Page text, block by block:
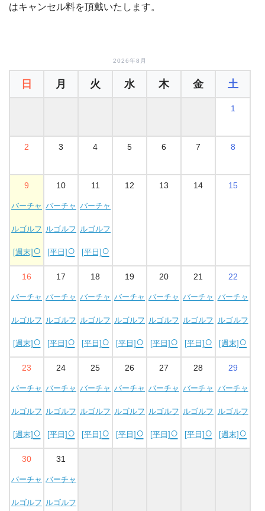
はキャンセル料を頂戴いたします。
2026年8月
日 月 火 水 木 金 土
1
2 3 4 5 6 7 8
9
バーチャ
ルゴルフ
[週末] ○
10
バーチャ
ルゴルフ
[平日] ○
11
バーチャ
ルゴルフ
[平日] ○
12 13 14 15
16
バーチャ
ルゴルフ
[週末] ○
17
バーチャ
ルゴルフ
[平日] ○
18
バーチャ
ルゴルフ
[平日] ○
19
バーチャ
ルゴルフ
[平日] ○
20
バーチャ
ルゴルフ
[平日] ○
21
バーチャ
ルゴルフ
[平日] ○
22
バーチャ
ルゴルフ
[週末] ○
23
バーチャ
ルゴルフ
[週末] ○
24
バーチャ
ルゴルフ
[平日] ○
25
バーチャ
ルゴルフ
[平日] ○
26
バーチャ
ルゴルフ
[平日] ○
27
バーチャ
ルゴルフ
[平日] ○
28
バーチャ
ルゴルフ
[平日] ○
29
バーチャ
ルゴルフ
[週末] ○
30
バーチャ
ルゴルフ
31
バーチャ
ルゴルフ